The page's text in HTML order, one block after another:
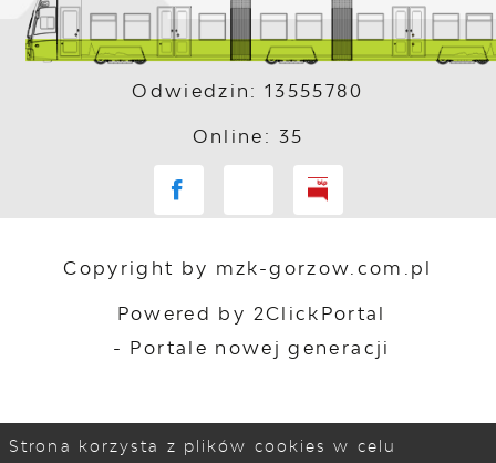
Odwiedzin: 13555780
Online: 35
Copyright by mzk-gorzow.com.pl
Powered by 2ClickPortal
- Portale nowej generacji
Strona korzysta z plików cookies w celu